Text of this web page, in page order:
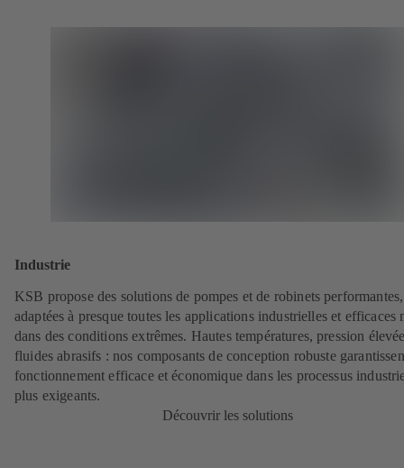
Industrie
KSB propose des solutions de pompes et de robinets performantes,
adaptées à presque toutes les applications industrielles et efficaces
dans des conditions extrêmes. Hautes températures, pression
fluides abrasifs : nos composants de conception robuste
fonctionnement efficace et économique dans les processus
plus exigeants.
Découvrir les solutions